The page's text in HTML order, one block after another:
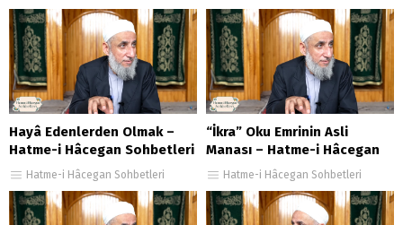
Hayâ Edenlerden Olmak –
Hatme-i Hâcegan Sohbetleri
30.Bölüm
Hatme-i Hâcegan Sohbetleri
“İkra” Oku Emrinin Asli
Manası – Hatme-i Hâcegan
Sohbetleri 32.Bölüm
Hatme-i Hâcegan Sohbetleri